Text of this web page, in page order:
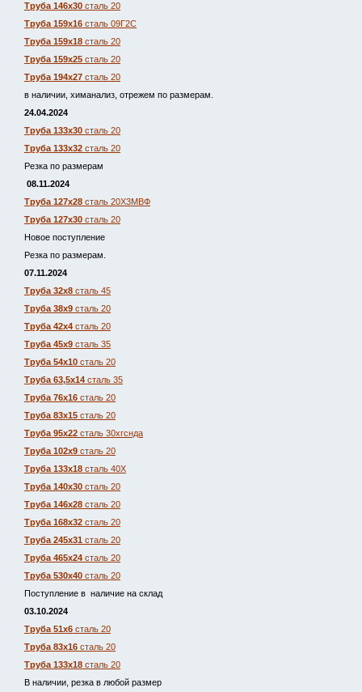
Труба 146х30 сталь 20
Труба 159х16 сталь 09Г2С
Труба 159х18 сталь 20
Труба 159х25 сталь 20
Труба 194х27 сталь 20
в наличии, химанализ, отрежем по размерам.
24.04.2024
Труба 133х30 сталь 20
Труба 133х32 сталь 20
Резка по размерам
08.11.2024
Труба 127х28 сталь 20Х3МВФ
Труба 127х30 сталь 20
Новое поступление
Резка по размерам.
07.11.2024
Труба 32х8 сталь 45
Труба 38х9 сталь 20
Труба 42х4 сталь 20
Труба 45х9 сталь 35
Труба 54х10 сталь 20
Труба 63,5х14 сталь 35
Труба 76х16 сталь 20
Труба 83х15 сталь 20
Труба 95х22 сталь 30хгснда
Труба 102х9 сталь 20
Труба 133х18 сталь 40Х
Труба 140х30 сталь 20
Труба 146х28 сталь 20
Труба 168х32 сталь 20
Труба 245х31 сталь 20
Труба 465х24 сталь 20
Труба 530х40 сталь 20
Поступление в наличие на склад
03.10.2024
Труба 51х6 сталь 20
Труба 83х16 сталь 20
Труба 133х18 сталь 20
В наличии, резка в любой размер